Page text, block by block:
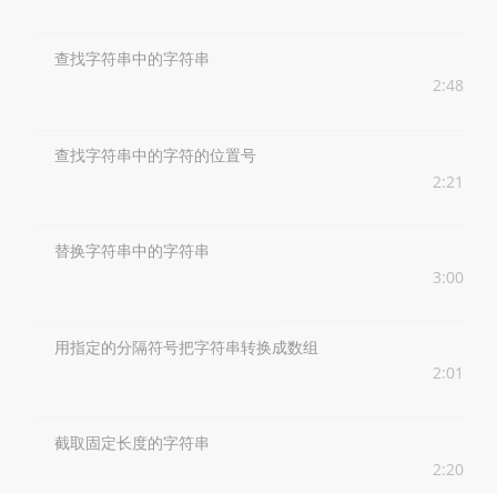
查找字符串中的字符串
2:48
查找字符串中的字符的位置号
2:21
替换字符串中的字符串
3:00
用指定的分隔符号把字符串转换成数组
2:01
截取固定长度的字符串
2:20